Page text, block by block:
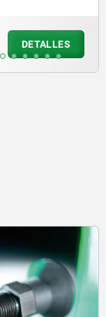
DETALLES